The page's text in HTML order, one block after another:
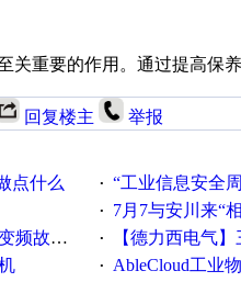
关重要的作用。通过提高
回复楼主 举报
点什么 · “工业信息安全周之我见”
· 7月7与安川来“
解决的！ · 【德力西电气】三
· AbleCloud工业物联